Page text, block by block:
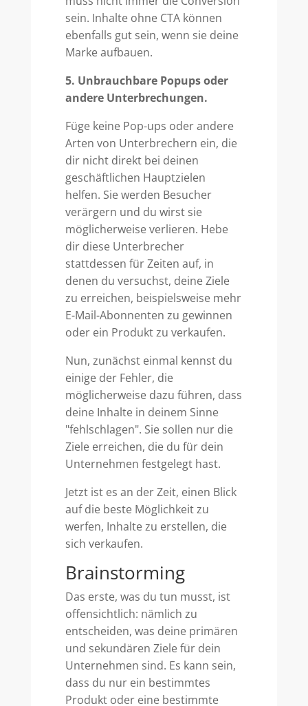
sein. Inhalte ohne CTA können
ebenfalls gut sein, wenn sie deine
Marke aufbauen.
5. Unbrauchbare Popups oder
andere Unterbrechungen.
Füge keine Pop-ups oder andere
Arten von Unterbrechern ein, die
dir nicht direkt bei deinen
geschäftlichen Hauptzielen
helfen. Sie werden Besucher
verärgern und du wirst sie
möglicherweise verlieren. Hebe
dir diese Unterbrecher
stattdessen für Zeiten auf, in
denen du versuchst, deine Ziele
zu erreichen, beispielsweise mehr
E-Mail-Abonnenten zu gewinnen
oder ein Produkt zu verkaufen.
Nun, zunächst einmal kennst du
einige der Fehler, die
möglicherweise dazu führen, dass
deine Inhalte in deinem Sinne
"fehlschlagen". Sie sollen nur die
Ziele erreichen, die du für dein
Unternehmen festgelegt hast.
Jetzt ist es an der Zeit, einen Blick
auf die beste Möglichkeit zu
werfen, Inhalte zu erstellen, die
sich verkaufen.
Brainstorming
Das erste, was du tun musst, ist
offensichtlich: nämlich zu
entscheiden, was deine primären
und sekundären Ziele für dein
Unternehmen sind. Es kann sein,
dass du nur ein bestimmtes
Produkt oder eine bestimmte